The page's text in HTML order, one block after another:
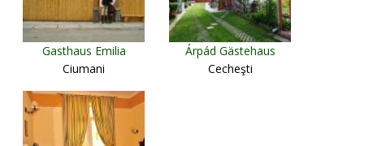
Gasthaus Emilia
Ciumani
Árpád Gästehaus
Cecheşti